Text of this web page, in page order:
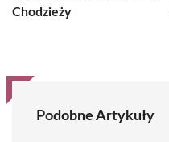
Chodzieży
Podobne Artykuły